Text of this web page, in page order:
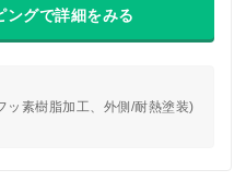
グで詳細をみる
素樹脂加工、外側/耐熱塗装)